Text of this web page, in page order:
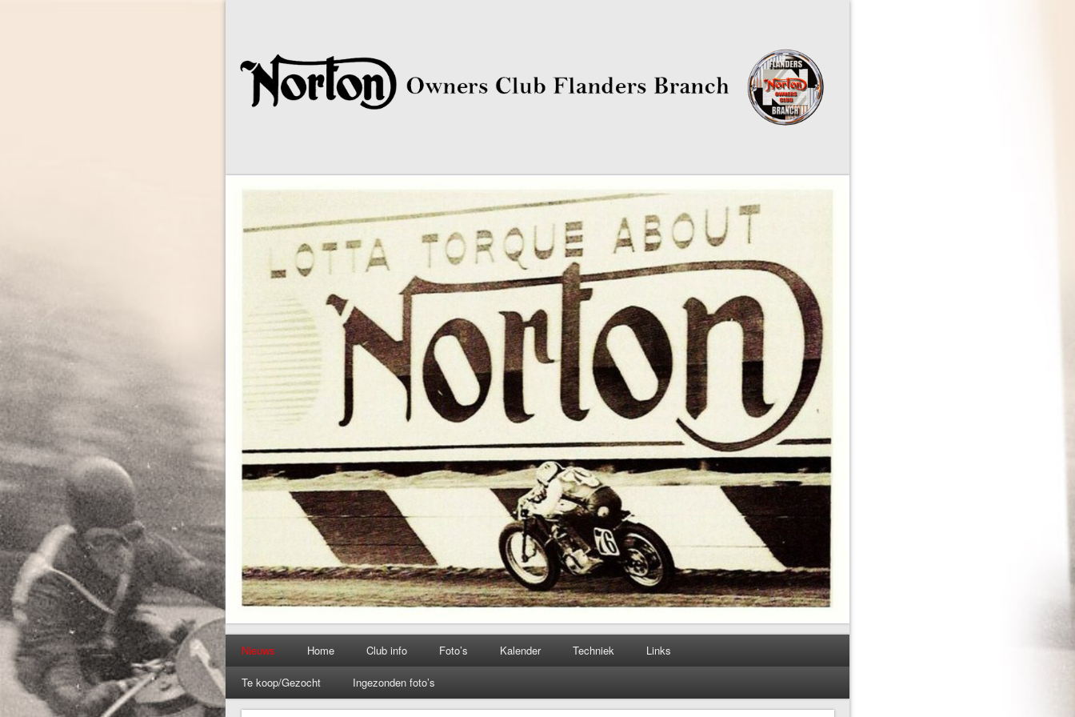
Norton Owners Club Flanders Branch
Nieuws Home Club info Foto’s Kalender Techniek Links
Te koop/Gezocht Ingezonden foto’s